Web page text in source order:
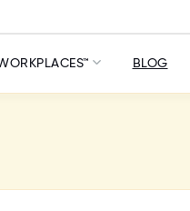
BLOG